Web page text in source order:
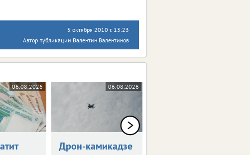
5 октября 2010 г. 13:23
Автор публикации Валентин Валентинов
06.08.2026 06.08.2026
Дрон-камикадзе